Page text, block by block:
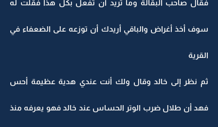
فقال صاحب البقالة وما تريد أن تفعل بكل هذا فقلت له
سوف أخذ أغراض والباقي أريدك أن توزعه على الضعفاء في
القرية
ثم نظر إلى خالد وقال ولك أنت عندي هدية عظيمة أحس
فهد أن طلال ضرب الوتر الحساس عند خالد فهو يعرفه منذ